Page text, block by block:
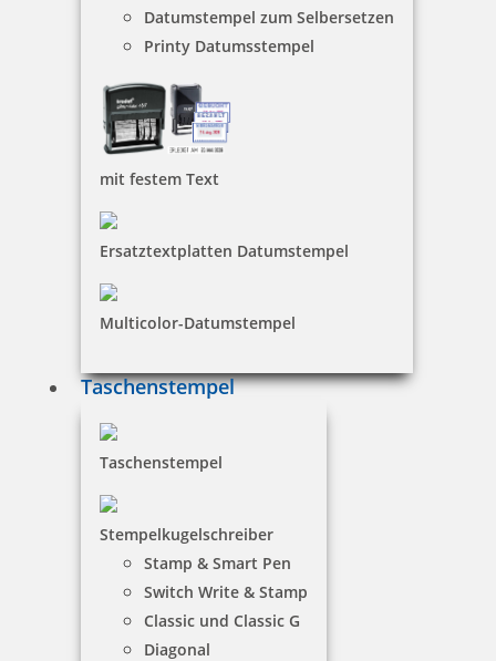
Datumstempel zum Selbersetzen
Printy Datumsstempel
mit festem Text
Ersatztextplatten Datumstempel
Multicolor-Datumstempel
Taschenstempel
Taschenstempel
Stempelkugelschreiber
Stamp & Smart Pen
Switch Write & Stamp
Classic und Classic G
Diagonal